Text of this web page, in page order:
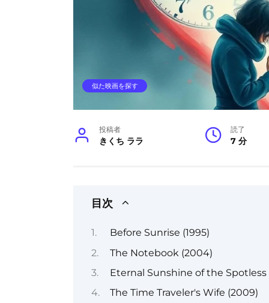
似た映画を探す
投稿者
きくち ララ
読了
7 分
目次
Before Sunrise (1995)
The Notebook (2004)
Eternal Sunshine of the
The Time Traveler's Wife (2009)